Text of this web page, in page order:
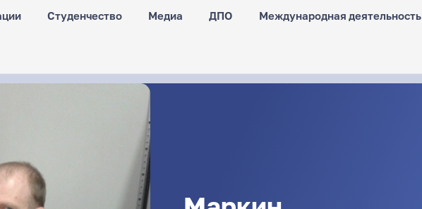
Студенчество Медиа ДПО Международная деятельность